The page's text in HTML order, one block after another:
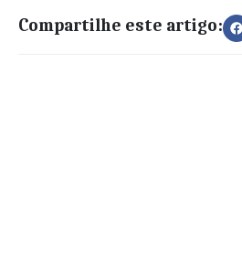
Compartilhe este artigo: